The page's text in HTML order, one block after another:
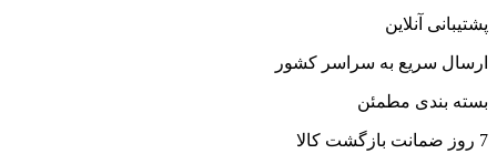
پشتیبانی آنلاین
ارسال سریع به سراسر کشور
بسته بندی مطمئن
7 روز ضمانت بازگشت کالا